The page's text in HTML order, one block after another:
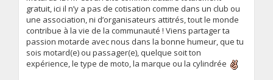
gratuit, ici il n’y a pas de cotisation comme dans un club ou
une association, ni d’organisateurs attitrés, tout le monde
contribue à la vie de la communauté ! Viens partager ta
passion motarde avec nous dans la bonne humeur, que tu
sois motard(e) ou passager(e), quelque soit ton
expérience, le type de moto, la marque ou la cylindrée